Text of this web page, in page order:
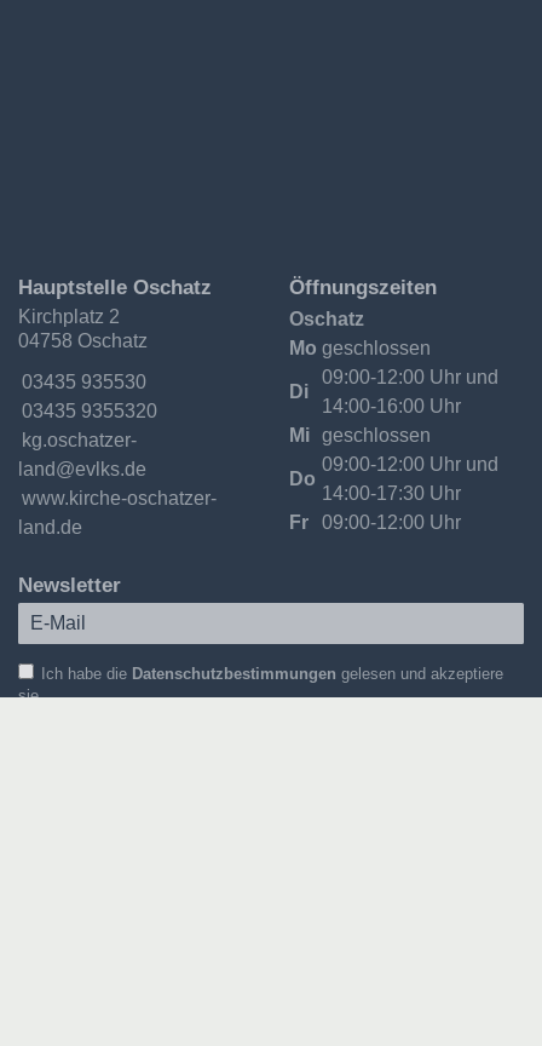
Ev.-
Luth.
Kirchgemeinde
Oschatzer
Hauptstelle Oschatz
Kirchplatz 2
04758 Oschatz
Telefon:
03435 935530
Fax:
03435 9355320
Email:
kg.oschatzer-
land@evlks.de
Internet:
www.kirche-oschatzer-
land.de
Öffnungszeiten
Oschatz
Mo geschlossen
Di
09:00-12:00 Uhr und
14:00-16:00 Uhr
Mi geschlossen
Do
09:00-12:00 Uhr und
14:00-17:30 Uhr
Fr
09:00-12:00 Uhr
Newsletter
Ich habe die Datenschutzbestimmungen gelesen und akzeptiere
sie.